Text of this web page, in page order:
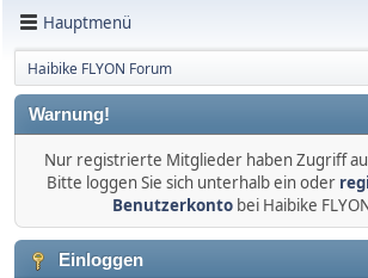
Hauptmenü
Haibike FLYON Forum
Warnung!
Nur registrierte Mitglieder haben Zugriff
Bitte loggen Sie sich unterhalb ein oder
Benutzerkontobei Haibike
Einloggen